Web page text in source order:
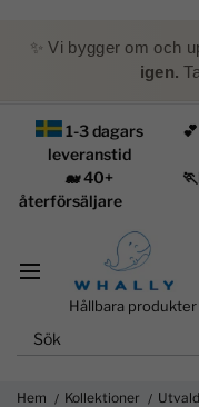
✨ Vi bygger om och
igen.
1-3 dagars
leveranstid
🐋 40+
återförsäljare
Hållbara
Hem Kollektioner